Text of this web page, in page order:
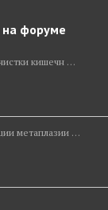
форуме
кишечн …
метаплазии …